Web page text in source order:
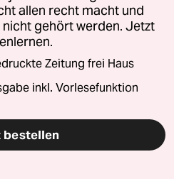
allen recht macht und
gehört werden. Jetzt
Zeitung frei Haus
inkl. Vorlesefunktion